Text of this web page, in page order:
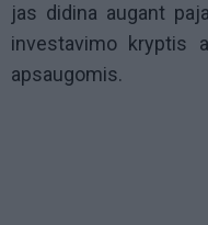
jas didina augant
investavimo kryptis
apsaugomis.